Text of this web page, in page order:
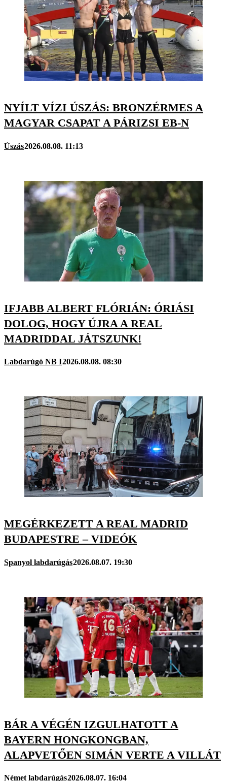
NYÍLT VÍZI ÚSZÁS: BRONZÉRMES A
MAGYAR CSAPAT A PÁRIZSI EB-N
Úszás2026.08.08. 11:13
IFJABB ALBERT FLÓRIÁN: ÓRIÁSI
DOLOG, HOGY ÚJRA A REAL
MADRIDDAL JÁTSZUNK!
Labdarúgó NB I2026.08.08. 08:30
MEGÉRKEZETT A REAL MADRID
BUDAPESTRE – VIDEÓK
Spanyol labdarúgás2026.08.07. 19:30
BÁR A VÉGÉN IZGULHATOTT A
BAYERN HONGKONGBAN,
ALAPVETŐEN SIMÁN VERTE A VILLÁT
Német labdarúgás2026.08.07. 16:04